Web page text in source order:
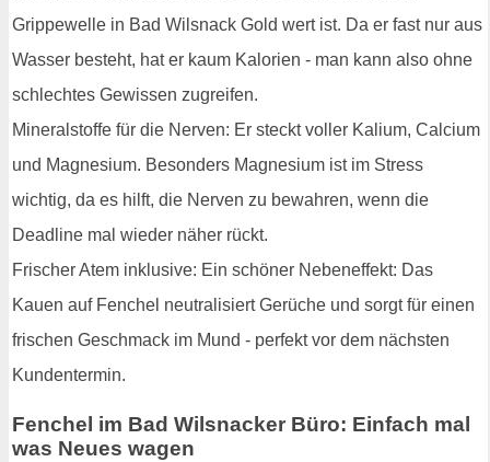
Grippewelle in Bad Wilsnack Gold wert ist. Da er fast nur aus
Wasser besteht, hat er kaum Kalorien - man kann also ohne
schlechtes Gewissen zugreifen.
Mineralstoffe für die Nerven: Er steckt voller Kalium, Calcium
und Magnesium. Besonders Magnesium ist im Stress
wichtig, da es hilft, die Nerven zu bewahren, wenn die
Deadline mal wieder näher rückt.
Frischer Atem inklusive: Ein schöner Nebeneffekt: Das
Kauen auf Fenchel neutralisiert Gerüche und sorgt für einen
frischen Geschmack im Mund - perfekt vor dem nächsten
Kundentermin.
Fenchel im Bad Wilsnacker Büro: Einfach mal
was Neues wagen